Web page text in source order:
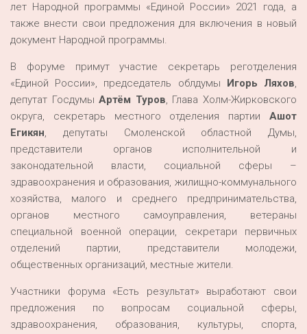
лет Народной программы «Единой России» 2021 года, а
также внести свои предложения для включения в новый
документ Народной программы.
В форуме примут участие секретарь реготделения
«Единой России», председатель облдумы Игорь Ляхов,
депутат ГосдумыАртём Туров, Глава Холм-Жирковского
округа, секретарь местного отделения партии Ашот
Егикян, депутаты Смоленской областной Думы,
представители органов исполнительной и
законодательной власти, социальной сферы –
здравоохранения и образования, жилищно-коммунального
хозяйства, малого и среднего предпринимательства,
органов местного самоуправления, ветераны
специальной военной операции, секретари первичных
отделений партии, представители молодежи,
общественных организаций, местные жители.
Участники форума «Есть результат» выработают свои
предложения по вопросам социальной сферы,
здравоохранения, образования, культуры, спорта,